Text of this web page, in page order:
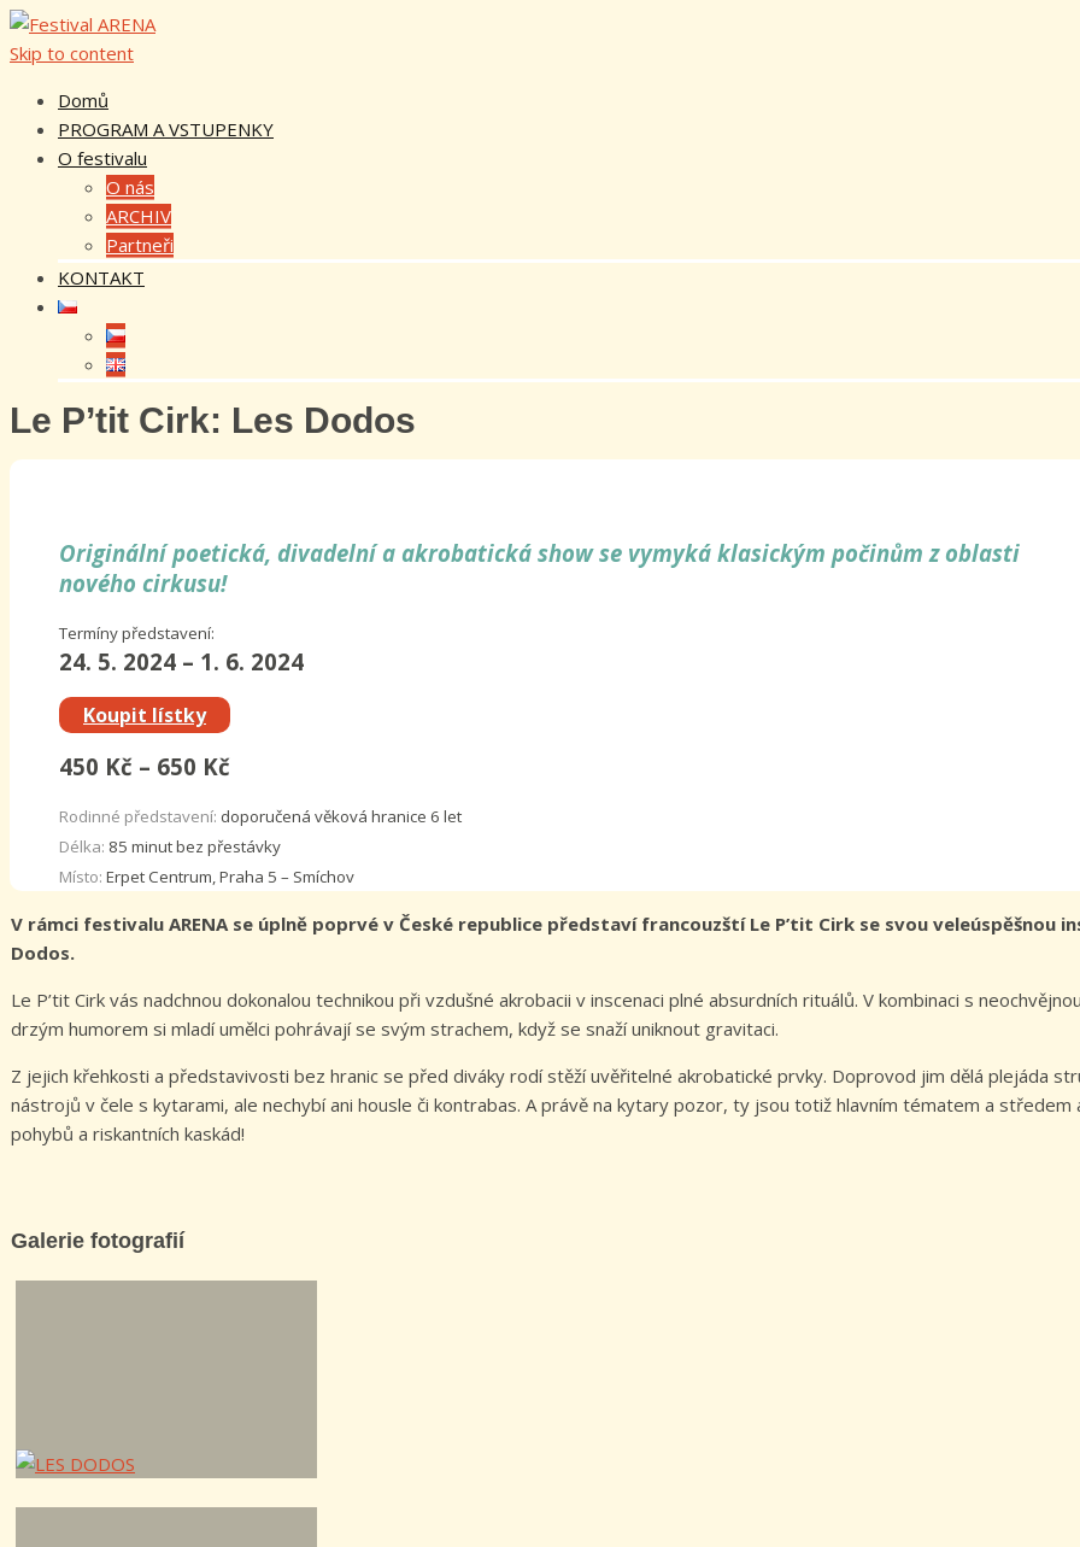
Skip to content
Domů
PROGRAM A VSTUPENKY
O festivalu
O nás
ARCHIV
Partneři
KONTAKT
Le P’tit Cirk: Les Dodos
Originální poetická, divadelní a akrobatická show se vymyká klasickým počinům z oblasti
nového cirkusu!
Termíny představení:
24. 5. 2024 – 1. 6. 2024
Koupit lístky
450 Kč – 650 Kč
Rodinné představení: doporučená věková hranice 6 let
Délka: 85 minut bez přestávky
Místo: Erpet Centrum, Praha 5 – Smíchov
V rámci festivalu ARENA se úplně poprvé v České republice představí francouzští Le P’tit Cirk se svou veleúspěšnou
Dodos.
Le P’tit Cirk vás nadchnou dokonalou technikou při vzdušné akrobacii v inscenaci plné absurdních rituálů. V kombinaci s
drzým humorem si mladí umělci pohrávají se svým strachem, když se snaží uniknout gravitaci.
Z jejich křehkosti a představivosti bez hranic se před diváky rodí stěží uvěřitelné akrobatické prvky. Doprovod jim dělá plejáda
nástrojů v čele s kytarami, ale nechybí ani housle či kontrabas. A právě na kytary pozor, ty jsou totiž hlavním tématem a středem
pohybů a riskantních kaskád!
Galerie fotografií